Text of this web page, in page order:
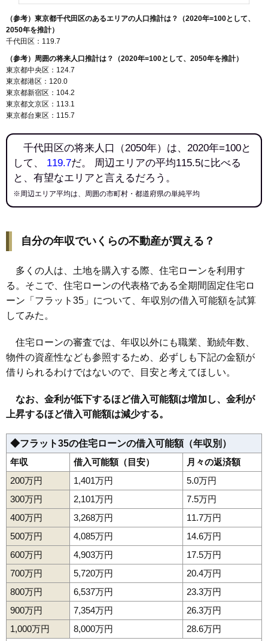
（参考）東京都千代田区のあるエリアの人口推計は？（2020年=100として、
2050年を推計）
千代田区：119.7
（参考）周囲の将来人口推計は？（2020年=100として、2050年を推計）
東京都中央区：124.7
東京都港区：120.0
東京都新宿区：104.2
東京都文京区：113.1
東京都台東区：115.7
千代田区の将来人口（2050年）は、2020年=100と
して、 119.7だ。 周辺エリアの平均115.5に比べる
と、有望なエリアと言えるだろう。
※周辺エリア平均は、周囲の市町村・都道府県の単純平均
自分の年収でいくらの不動産が買える？
多くの人は、土地を購入する際、住宅ローンを利用す
る。そこで、住宅ローンの代表格である全期間固定住宅ロ
ーン「フラット35」について、年収別の借入可能額を試算
してみた。
住宅ローンの審査では、年収以外にも職業、勤続年数、
物件の資産性なども参照するため、必ずしも下記の金額が
借りられるわけではないので、目安と考えてほしい。
なお、金利が低下するほど借入可能額は増加し、金利が
上昇するほど借入可能額は減少する。
◆フラット35の住宅ローンの借入可能額（年収別）
年収
借入可能額（目安）
月々の返済額
200万円
1,401万円
5.0万円
300万円
2,101万円
7.5万円
400万円
3,268万円
11.7万円
500万円
4,085万円
14.6万円
600万円
4,903万円
17.5万円
700万円
5,720万円
20.4万円
800万円
6,537万円
23.3万円
900万円
7,354万円
26.3万円
1,000万円
8,000万円 28.6万円